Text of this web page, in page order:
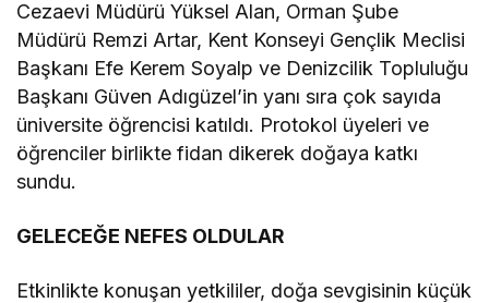
Cezaevi Müdürü Yüksel Alan, Orman Şube
Müdürü Remzi Artar, Kent Konseyi Gençlik Meclisi
Başkanı Efe Kerem Soyalp ve Denizcilik Topluluğu
Başkanı Güven Adıgüzel’in yanı sıra çok sayıda
üniversite öğrencisi katıldı. Protokol üyeleri ve
öğrenciler birlikte fidan dikerek doğaya katkı
sundu.
GELECEĞE NEFES OLDULAR
Etkinlikte konuşan yetkililer, doğa sevgisinin küçük